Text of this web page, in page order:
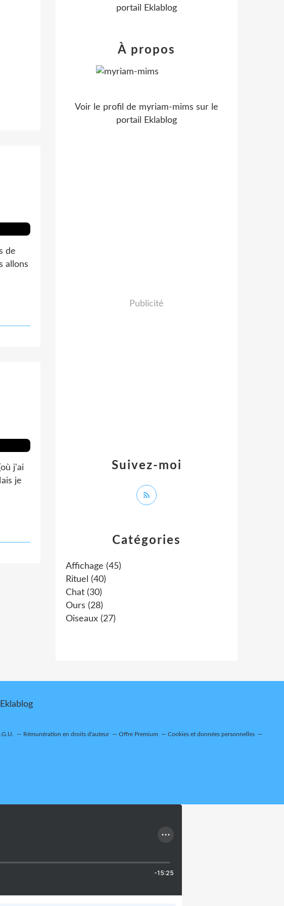
de
allons
j'ai
je
Catégories
Affichage (45)
Rituel (40)
Chat (30)
Ours (28)
Oiseaux (27)
portail Eklablog
Suivez-moi
À propos
Voir le profil de myriam-mims sur le
portail Eklablog
Publicité
Eklablog
Rémunération en droits d'auteur Offre Premium Cookies et données personnelles
-15:25